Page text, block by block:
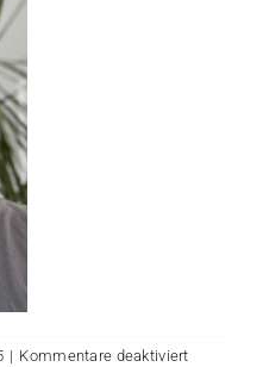
| Kommentare deaktiviertfür